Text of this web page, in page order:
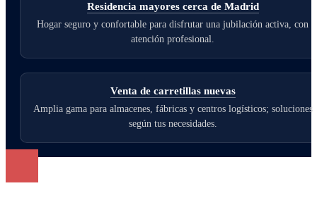
Residencia mayores cerca de Madrid
Hogar seguro y confortable para disfrutar una jubilación activa, con
atención profesional.
Venta de carretillas nuevas
Amplia gama para almacenes, fábricas y centros logísticos; soluciones
según tus necesidades.